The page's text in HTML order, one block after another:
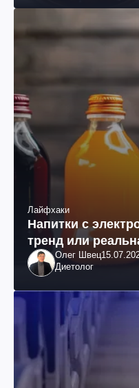
Лайфхаки
Напитки с
тренд или
Олег Швец
Диетолог